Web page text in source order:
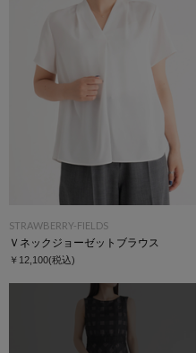
STRAWBERRY-FIELDS
Ｖネックジョーゼットブラウス
￥12,100(税込)